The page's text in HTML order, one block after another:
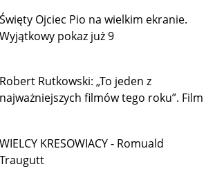
Święty Ojciec Pio na wielkim ekranie.
Wyjątkowy pokaz już 9
Robert Rutkowski: „To jeden z
najważniejszych filmów tego roku”. Film
WIELCY KRESOWIACY - Romuald
Traugutt